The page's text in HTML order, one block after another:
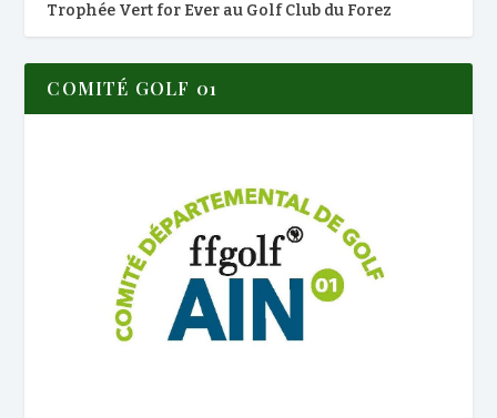
Trophée Vert for Ever au Golf Club du Forez
COMITÉ GOLF 01